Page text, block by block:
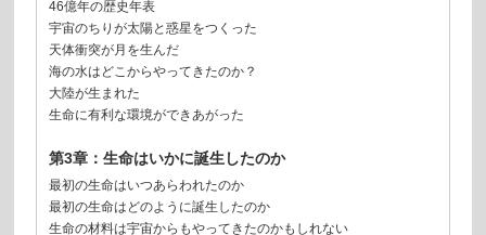
46億年の歴史年表
宇宙のちりが太陽と惑星をつくった
天体衝突が月を生んだ
海の水はどこからやってきたのか？
大陸が生まれた
生命に有利な環境ができあがった
第3章：生命はいかに誕生したのか
最初の生命はいつあらわれたのか
最初の生命はどのように誕生したのか
生命の材料は宇宙からもやってきたのかもしれない